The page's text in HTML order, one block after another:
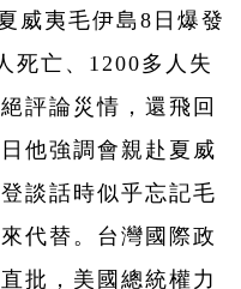
威夷毛伊島8日爆發
死亡、1200多人失
評論災情，還飛回
他強調會親赴夏威
談話時似乎忘記毛
代替。台灣國際政
批，美國總統權力